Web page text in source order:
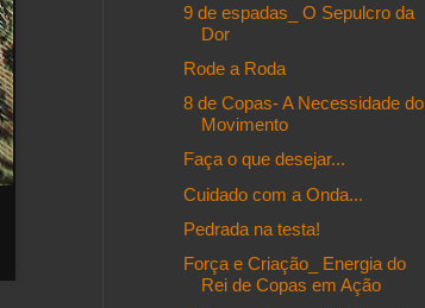
9 de espadas_ O Sepulcro da
Dor
Rode a Roda
8 de Copas- A Necessidade do
Movimento
Faça o que desejar...
Cuidado com a Onda...
Pedrada na testa!
Força e Criação_ Energia do
Rei de Copas em Ação